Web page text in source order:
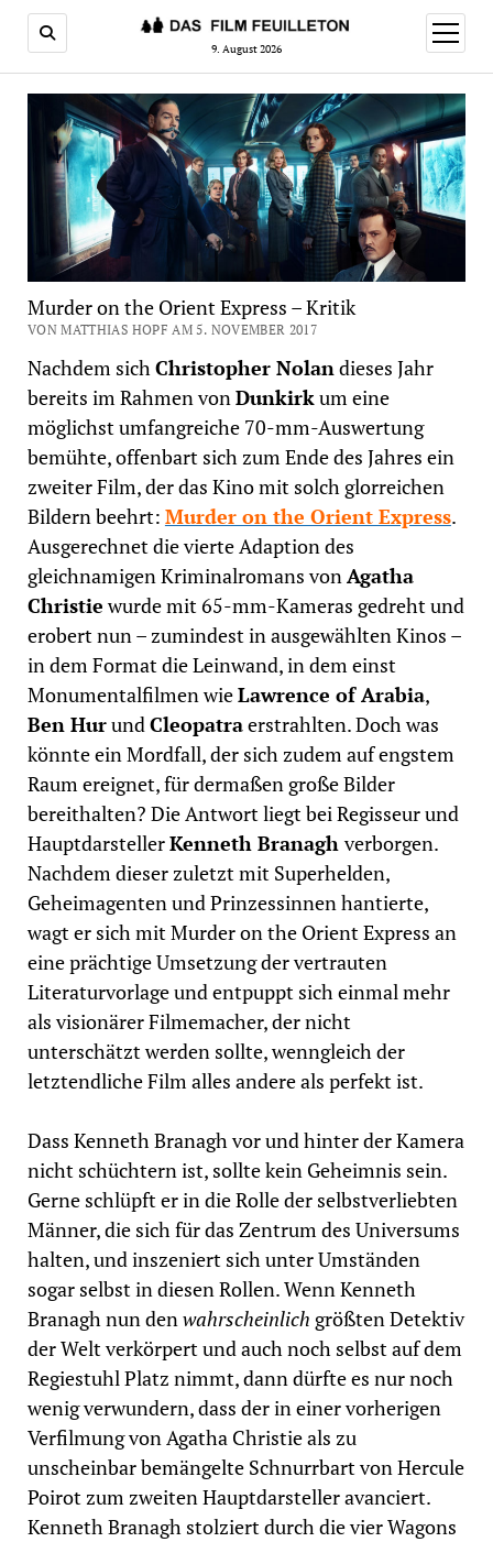
9. August 2026
Menü
öffnen
Murder on the Orient Express – Kritik
VON MATTHIAS HOPF AM 5. NOVEMBER 2017
Nachdem sichChristopher Nolandieses Jahr
bereits im Rahmen vonDunkirkum eine
möglichst umfangreiche 70-mm-Auswertung
bemühte, offenbart sich zum Ende des Jahres ein
zweiter Film, der das Kino mit solch glorreichen
Bildern beehrt: Murder on the Orient Express.
Ausgerechnet die vierte Adaption des
gleichnamigen Kriminalromans vonAgatha
Christiewurde mit 65-mm-Kameras gedreht und
erobert nun – zumindest in ausgewählten Kinos –
in dem Format die Leinwand, in dem einst
Monumentalfilmen wieLawrence of Arabia,
Ben HurundCleopatraerstrahlten. Doch was
könnte ein Mordfall, der sich zudem auf engstem
Raum ereignet, für dermaßen große Bilder
bereithalten? Die Antwort liegt bei Regisseur und
HauptdarstellerKenneth Branagh verborgen.
Nachdem dieser zuletzt mit Superhelden,
Geheimagenten und Prinzessinnen hantierte,
wagt er sich mit Murder on the Orient Express an
eine prächtige Umsetzung der vertrauten
Literaturvorlage und entpuppt sich einmal mehr
als visionärer Filmemacher, der nicht
unterschätzt werden sollte, wenngleich der
letztendliche Film alles andere als perfekt ist.
Dass Kenneth Branagh vor und hinter der Kamera
nicht schüchtern ist, sollte kein Geheimnis sein.
Gerne schlüpft er in die Rolle der selbstverliebten
Männer, die sich für das Zentrum des Universums
halten, und inszeniert sich unter Umständen
sogar selbst in diesen Rollen. Wenn Kenneth
Branagh nun denwahrscheinlich größten Detektiv
der Welt verkörpert und auch noch selbst auf dem
Regiestuhl Platz nimmt, dann dürfte es nur noch
wenig verwundern, dass der in einer vorherigen
Verfilmung von Agatha Christie als zu
unscheinbar bemängelte Schnurrbart von Hercule
Poirot zum zweiten Hauptdarsteller avanciert.
Kenneth Branagh stolziert durch die vier Wagons